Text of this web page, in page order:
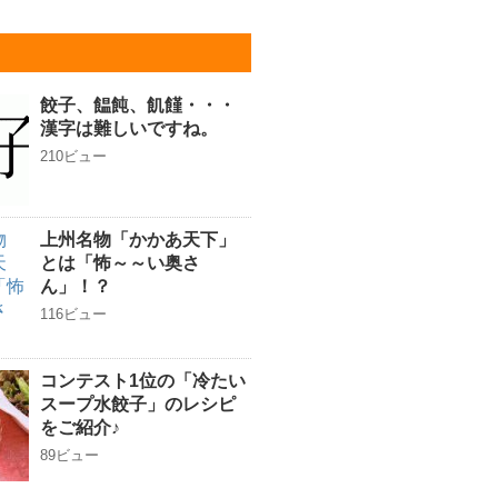
餃子、饂飩、飢饉・・・
漢字は難しいですね。
210ビュー
上州名物「かかあ天下」
とは「怖～～い奥さ
ん」！？
116ビュー
コンテスト1位の「冷たい
スープ水餃子」のレシピ
をご紹介♪
89ビュー